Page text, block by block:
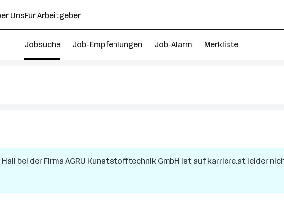
UnsFür Arbeitgeber
Jobsuche Job-Empfehlungen Job-Alarm Merkliste
Hall bei der Firma AGRU Kunststofftechnik GmbH ist auf karriere.at leider